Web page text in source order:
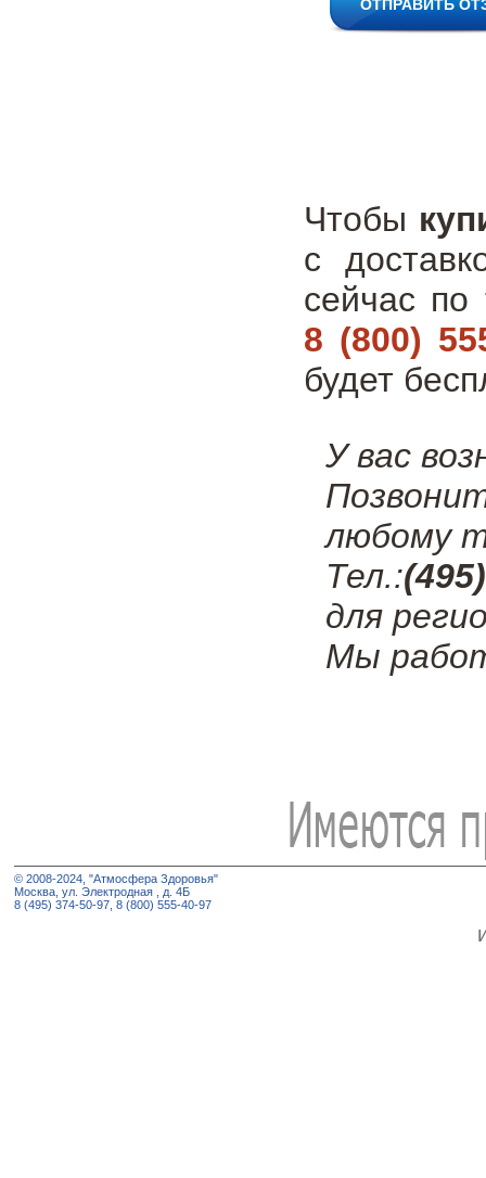
Чтобы
с
сейчас
8 (800)
будет
У вас
любому
Тел.:
для
Мы
© 2008-2024, "Атмосфера Здоровья"
Москва, ул. Электродная , д. 4Б
8 (495) 374-50-97, 8 (800) 555-40-97